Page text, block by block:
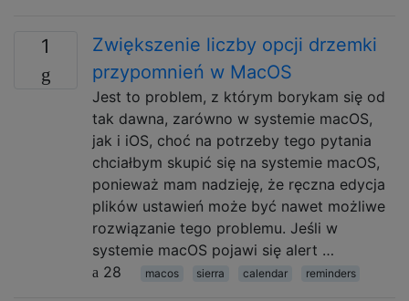
1
Zwiększenie liczby opcji drzemki
przypomnień w MacOS
Jest to problem, z którym borykam się od
tak dawna, zarówno w systemie macOS,
jak i iOS, choć na potrzeby tego pytania
chciałbym skupić się na systemie macOS,
ponieważ mam nadzieję, że ręczna edycja
plików ustawień może być nawet możliwe
rozwiązanie tego problemu. Jeśli w
systemie macOS pojawi się alert …
28
macos sierra calendar reminders